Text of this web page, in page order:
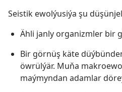
Seistik ewolýusiýa şu
Ähli janly organizmler bir
Bir görnüş käte
öwrülýär. Muňa
maýmyndan adamlar